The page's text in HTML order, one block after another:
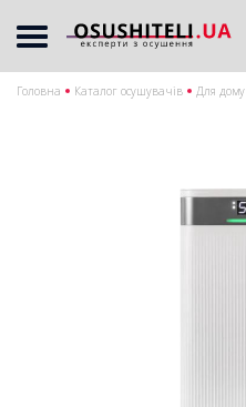
Головна Каталог осушувачів Для дому